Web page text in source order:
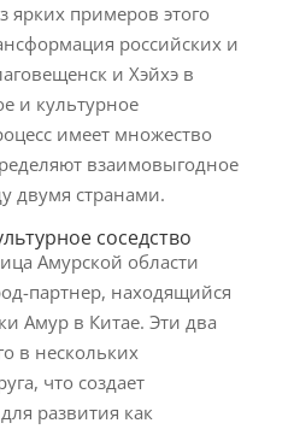
примеров этого
российских и
и Хэйхэ в
и культурное
имеет множество
взаимовыгодное
двумя странами.
соседство
Амурской области
партнер, находящийся
Амур в Китае. Эти два
в нескольких
что создает
развития как